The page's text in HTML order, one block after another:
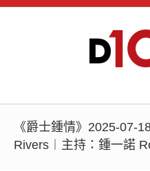
《爵士鍾情》2025-07-
Rivers︱主持：鍾一諾